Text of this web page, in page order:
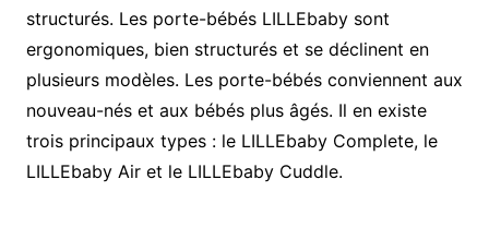
structurés. Les porte-bébés LILLEbaby sont
ergonomiques, bien structurés et se déclinent en
plusieurs modèles. Les porte-bébés conviennent aux
nouveau-nés et aux bébés plus âgés. Il en existe
trois principaux types : le LILLEbaby Complete, le
LILLEbaby Air et le LILLEbaby Cuddle.